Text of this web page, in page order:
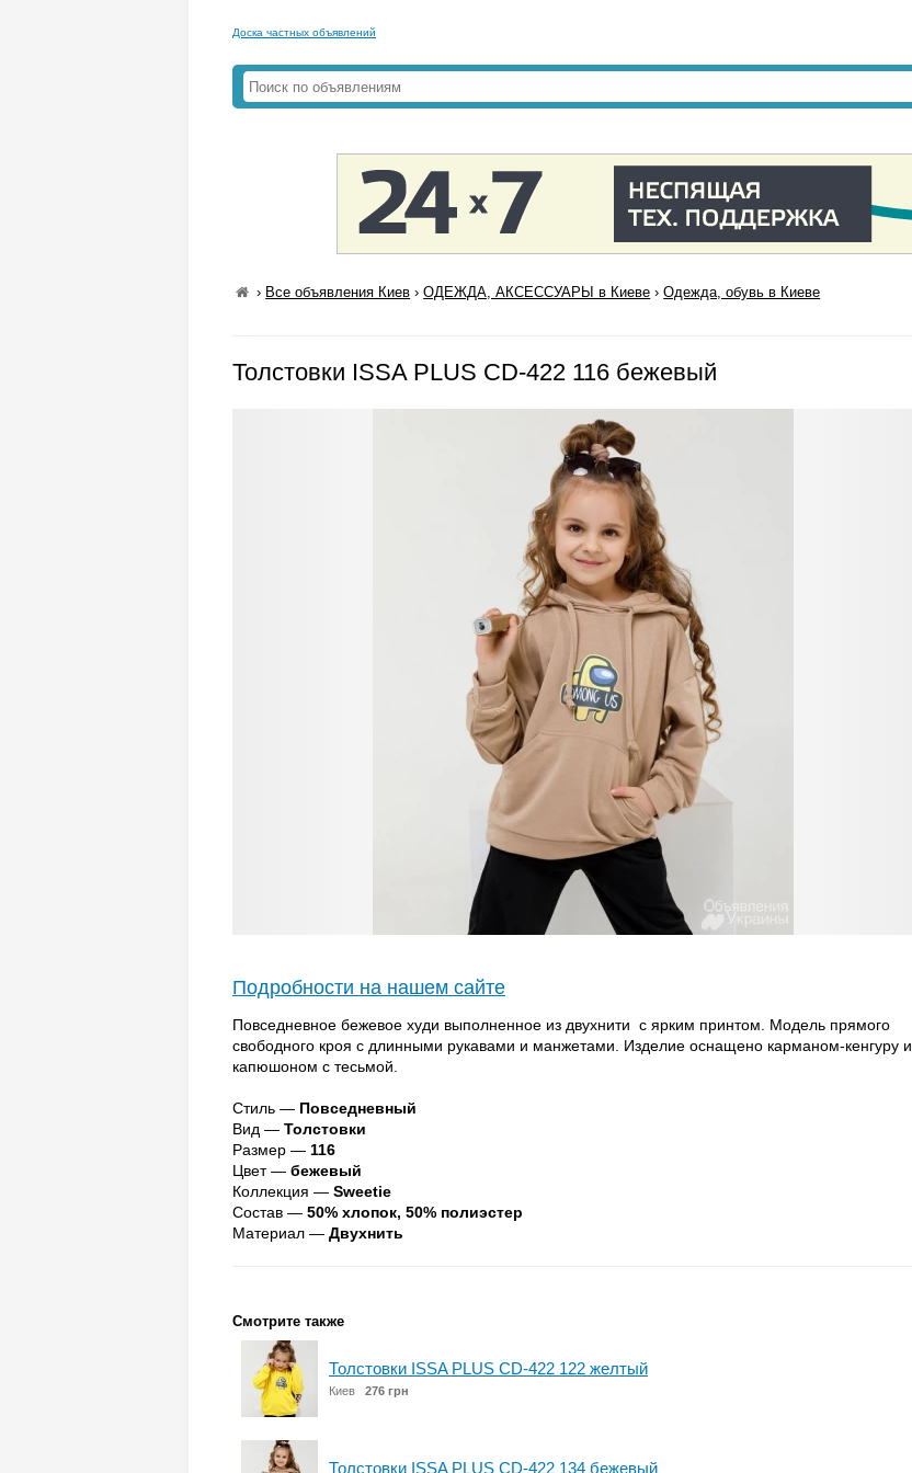
Доска частных объявлений
› Все объявления Киев ›ОДЕЖДА, АКСЕССУАРЫ в Киеве ›Одежда, обувь в Киеве
Толстовки ISSA PLUS CD-422 116 бежевый
Подробности на нашем сайте
Повседневное бежевое худи выполненное из двухнити с ярким принтом. Модель прямого
свободного кроя с длинными рукавами и манжетами. Изделие оснащено карманом-кенгуру и
капюшоном с тесьмой.
Стиль — Повседневный
Вид — Толстовки
Размер — 116
Цвет — бежевый
Коллекция — Sweetie
Состав — 50% хлопок, 50% полиэстер
Материал — Двухнить
Смотрите также
Толстовки ISSA PLUS CD-422 122 желтый
Киев 276 грн
Толстовки ISSA PLUS CD-422 134 бежевый